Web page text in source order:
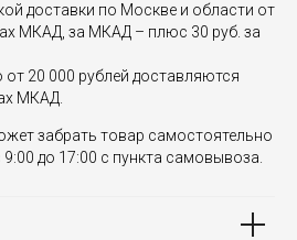
доставки по Москве и области от
МКАД, за МКАД – плюс 30 руб. за
20 000 рублей доставляются
МКАД.
забрать товар самостоятельно
до 17:00 с пункта самовывоза.